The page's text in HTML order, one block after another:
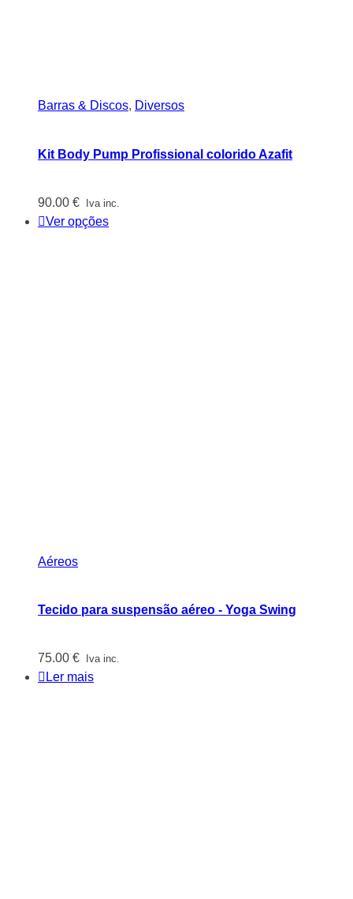
Barras & Discos, Diversos
Kit Body Pump Profissional colorido Azafit
90.00 € Iva inc.
Ver opções
Aéreos
Tecido para suspensão aéreo - Yoga Swing
75.00 € Iva inc.
Ler mais